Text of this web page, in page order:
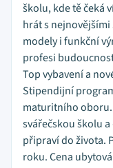
školu, kde tě čeká
hrát s
modely i funkční
profesi
Top vybavení a
Stipendijní
maturitního
svářečskou školu
připraví do života.
roku. Cena